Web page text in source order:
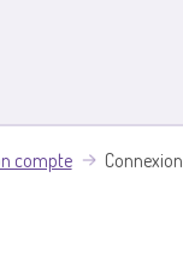
compte Connexion